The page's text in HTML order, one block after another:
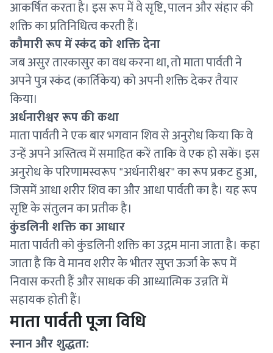
आकर्षित करता है। इस रूप में वे सृष्टि, पालन और संहार की
शक्ति का प्रतिनिधित्व करती हैं।
कौमारी रूप में स्कंद को शक्ति देना
जब असुर तारकासुर का वध करना था, तो माता पार्वती ने
अपने पुत्र स्कंद (कार्तिकेय) को अपनी शक्ति देकर तैयार
किया।
अर्धनारीश्वर रूप की कथा
माता पार्वती ने एक बार भगवान शिव से अनुरोध किया कि वे
उन्हें अपने अस्तित्व में समाहित करें ताकि वे एक हो सकें। इस
अनुरोध के परिणामस्वरूप "अर्धनारीश्वर" का रूप प्रकट हुआ,
जिसमें आधा शरीर शिव का और आधा पार्वती का है। यह रूप
सृष्टि के संतुलन का प्रतीक है।
कुंडलिनी शक्ति का आधार
माता पार्वती को कुंडलिनी शक्ति का उद्गम माना जाता है। कहा
जाता है कि वे मानव शरीर के भीतर सुप्त ऊर्जा के रूप में
निवास करती हैं और साधक की आध्यात्मिक उन्नति में
सहायक होती हैं।
माता पार्वती पूजा विधि
स्नान और शुद्धता: